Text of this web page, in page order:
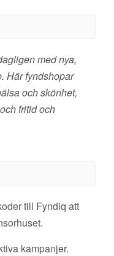
med nya,
Här fyndshopar
och skönhet,
fritid och
till Fyndiq att
kampanjer.